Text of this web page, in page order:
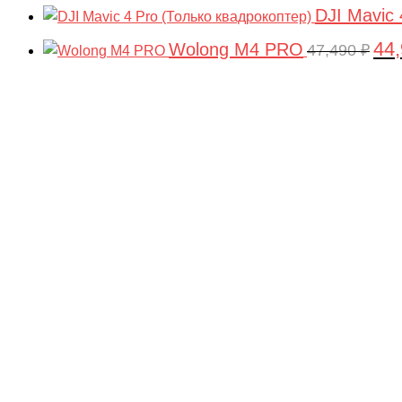
DJI Mavic
Wolong M4 PRO 47,490₽